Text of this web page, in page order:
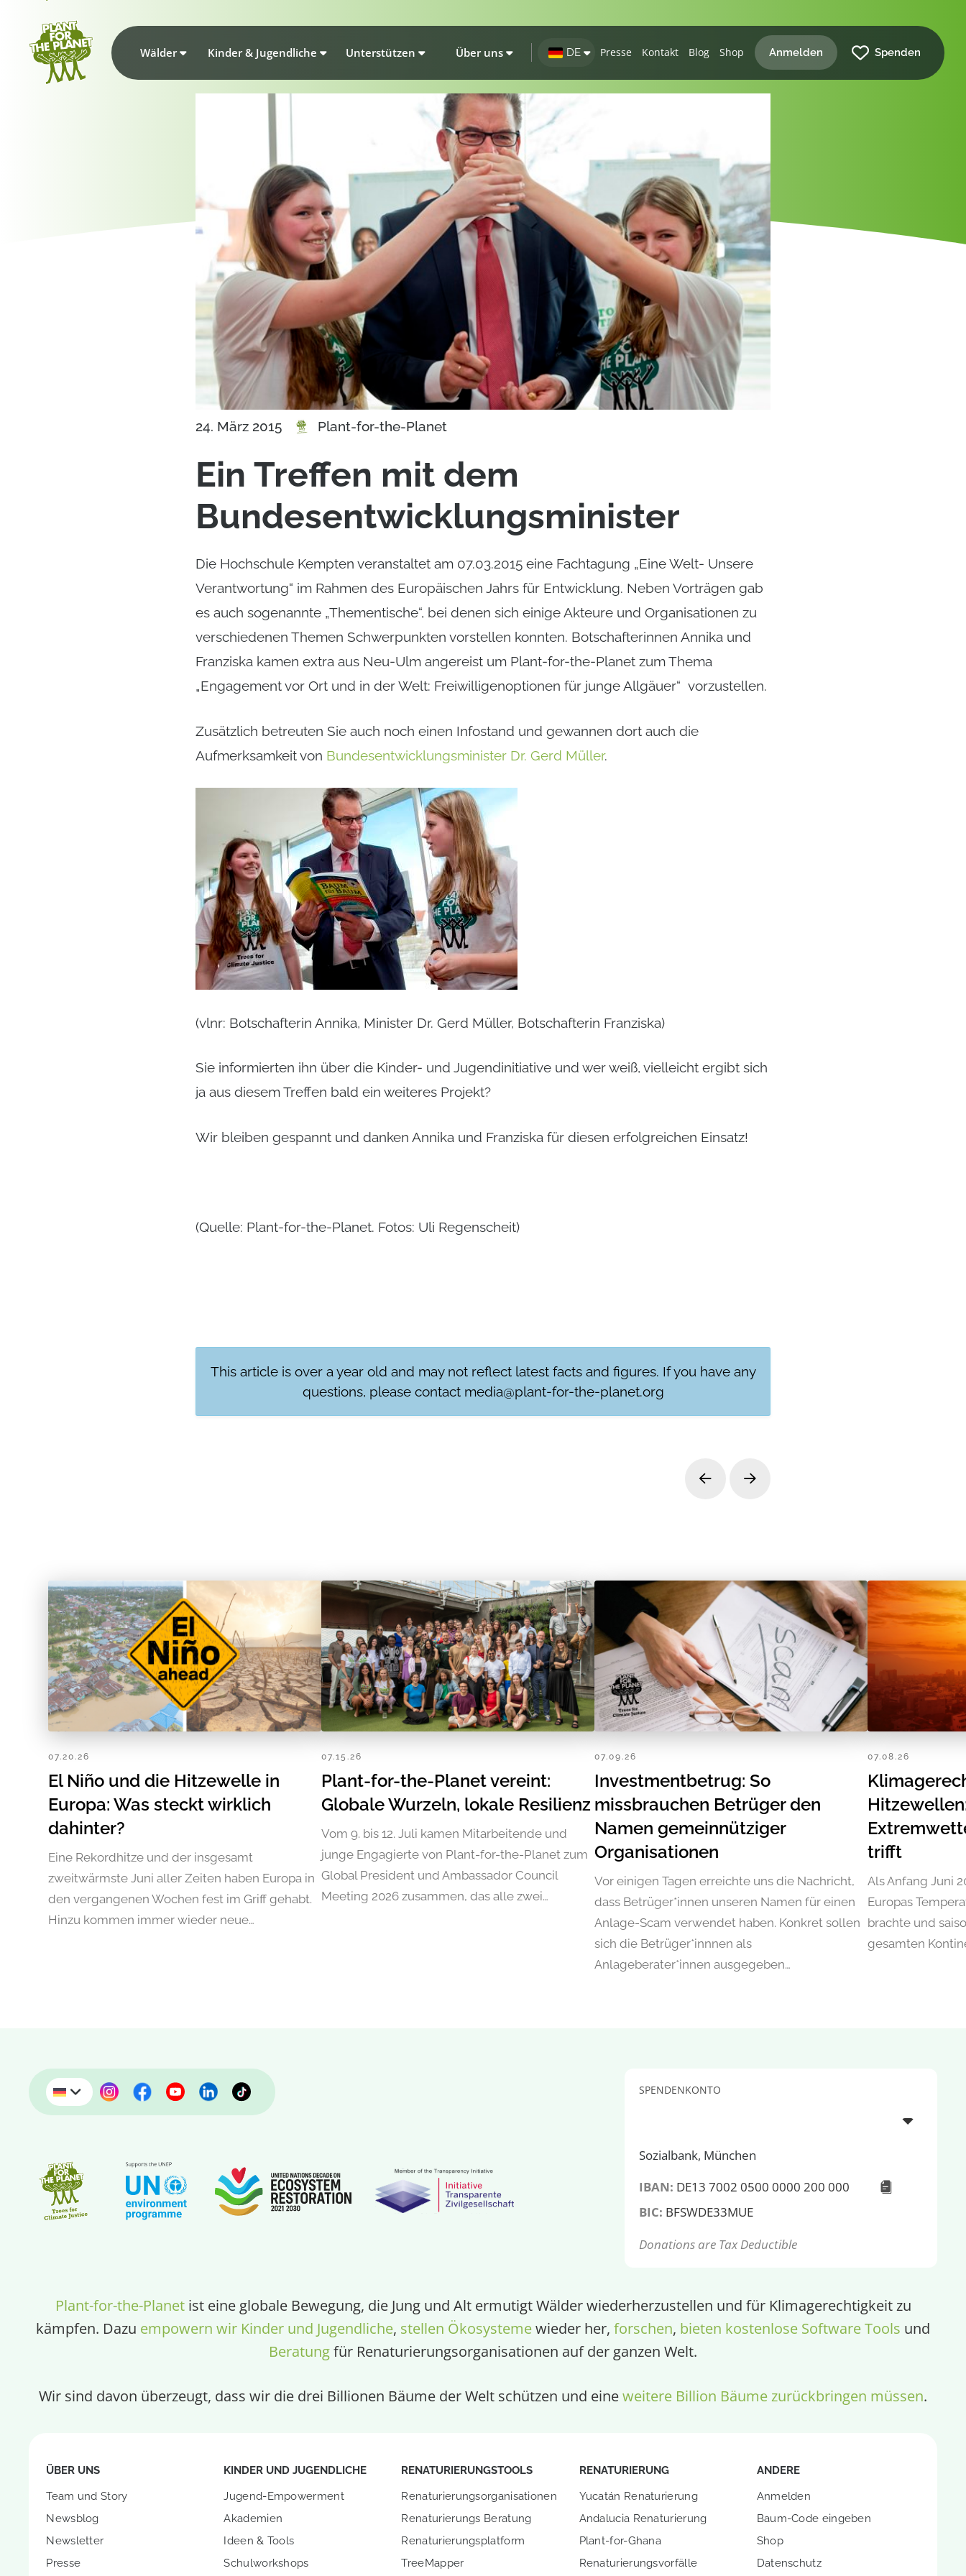
Wälder Kinder & Jugendliche Unterstützen Über uns DE Presse Kontakt Blog Shop Anmelden Spenden
24. März 2015 Plant-for-the-Planet
Ein Treffen mit dem
Bundesentwicklungsminister
Die Hochschule Kempten veranstaltet am 07.03.2015 eine Fachtagung „Eine Welt- Unsere
Verantwortung“ im Rahmen des Europäischen Jahrs für Entwicklung. Neben Vorträgen gab
es auch sogenannte „Thementische“, bei denen sich einige Akteure und Organisationen zu
verschiedenen Themen Schwerpunkten vorstellen konnten. Botschafterinnen Annika und
Franziska kamen extra aus Neu-Ulm angereist um Plant-for-the-Planet zum Thema
„Engagement vor Ort und in der Welt: Freiwilligenoptionen für junge Allgäuer“ vorzustellen.
Zusätzlich betreuten Sie auch noch einen Infostand und gewannen dort auch die
Aufmerksamkeit von Bundesentwicklungsminister Dr. Gerd Müller.
(vlnr: Botschafterin Annika, Minister Dr. Gerd Müller, Botschafterin Franziska)
Sie informierten ihn über die Kinder- und Jugendinitiative und wer weiß, vielleicht ergibt sich
ja aus diesem Treffen bald ein weiteres Projekt?
Wir bleiben gespannt und danken Annika und Franziska für diesen erfolgreichen Einsatz!
(Quelle: Plant-for-the-Planet. Fotos: Uli Regenscheit)
This article is over a year old and may not reflect latest facts and figures. If you have any
questions, please contact media@plant-for-the-planet.org
Prev Next
07.20.26
El Niño und die Hitzewelle in
Europa: Was steckt wirklich
dahinter?
Eine Rekordhitze und der insgesamt
zweitwärmste Juni aller Zeiten haben Europa in
den vergangenen Wochen fest im Griff gehabt.
Hinzu kommen immer wieder neue…
07.15.26
Plant-for-the-Planet vereint:
Globale Wurzeln, lokale Resilienz
Vom 9. bis 12. Juli kamen Mitarbeitende und
junge Engagierte von Plant-for-the-Planet zum
Global President und Ambassador Council
Meeting 2026 zusammen, das alle zwei…
07.09.26
Investmentbetrug: So
missbrauchen Betrüger den
Namen gemeinnütziger
Organisationen
Vor einigen Tagen erreichte uns die Nachricht,
dass Betrüger*innen unseren Namen für einen
Anlage-Scam verwendet haben. Konkret sollen
sich die Betrüger*innnen als
Anlageberater*innen ausgegeben…
07.08.26
trifft
Als Anfang Juni
Europas
brachte und
gesamten
SPENDENKONTO
Sozialbank, München
IBAN: DE13 7002 0500 0000 200 000
BIC: BFSWDE33MUE
Donations are Tax Deductible
Plant-for-the-Planetist eine globale Bewegung, die Jung und Alt ermutigt Wälder wiederherzustellen und für Klimagerechtigkeit zu
kämpfen. Dazu empowern wir Kinder und Jugendliche, stellen Ökosystemewieder her, forschen, bieten kostenlose Software Tools und
Beratungfür Renaturierungsorganisationen auf der ganzen Welt.
Wir sind davon überzeugt, dass wir die drei Billionen Bäume der Welt schützen und eineweitere Billion Bäume zurückbringen müssen.
ÜBER UNS
Team und Story
Newsblog
Newsletter
Presse
KINDER UND JUGENDLICHE
Jugend-Empowerment
Akademien
Ideen & Tools
Schulworkshops
RENATURIERUNGSTOOLS
Renaturierungsorganisationen
Renaturierungs Beratung
Renaturierungsplatform
TreeMapper
RENATURIERUNG
Yucatán Renaturierung
Andalucia Renaturierung
Plant-for-Ghana
Renaturierungsvorfälle
ANDERE
Anmelden
Baum-Code eingeben
Shop
Datenschutz